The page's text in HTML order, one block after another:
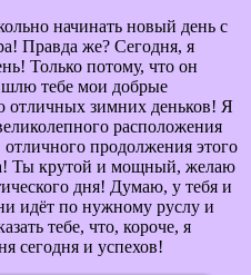
начинать новый день с
Правда же? Сегодня, я
Только потому, что он
тебе мои добрые
отличных зимних деньков! Я
расположения
продолжения этого
Ты крутой и мощный, желаю
дня! Думаю, у тебя и
идёт по нужному руслу и
тебе, что, короче, я
сегодня и успехов!